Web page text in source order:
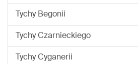
Tychy Begonii
Tychy Czarnieckiego
Tychy Cyganerii